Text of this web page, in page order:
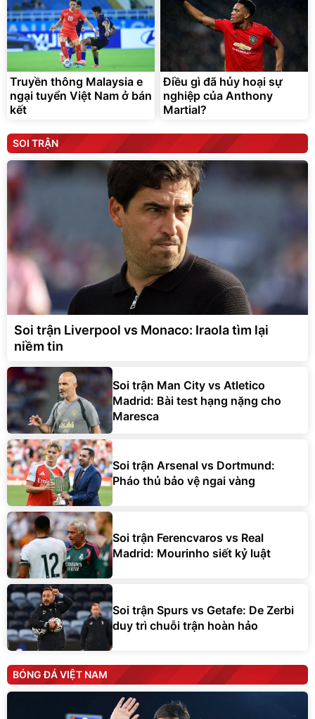
Truyền thông Malaysia e
ngại tuyển Việt Nam ở bán
kết
Điều gì đã hủy hoại sự
nghiệp của Anthony
Martial?
SOI TRẬN
Soi trận Liverpool vs Monaco: Iraola tìm lại
niềm tin
Soi trận Man City vs Atletico
Madrid: Bài test hạng nặng cho
Maresca
Soi trận Arsenal vs Dortmund:
Pháo thủ bảo vệ ngai vàng
Soi trận Ferencvaros vs Real
Madrid: Mourinho siết kỷ luật
Soi trận Spurs vs Getafe: De Zerbi
duy trì chuỗi trận hoàn hảo
BÓNG ĐÁ VIỆT NAM